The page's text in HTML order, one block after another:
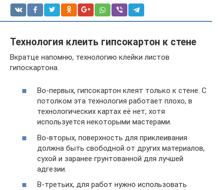
Технология клеить гипсокартон к стене
Вкратце напомню, технологию клейки листов
гипоскартона.
Во-первых, гипсокартон клеят только к стене. С
потолком эта технология работает плохо, в
технологических картах её нет, хотя
используется некоторыми мастерами.
Во-вторых, поверхность для приклеивания
должна быть свободной от других материалов,
сухой и заранее грунтованной для лучшей
адгезии.
В-третьих, для работ нужно использовать